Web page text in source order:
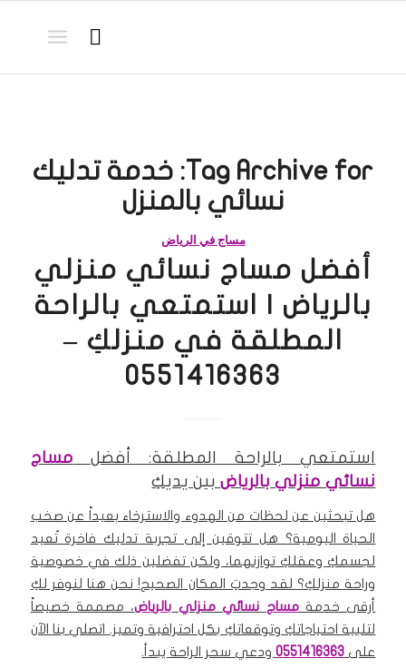
Tag Archive for: خدمة تدليك
نسائي بالمنزل
مساج في الرياض
أفضل مساج نسائي منزلي
بالرياض | استمتعي بالراحة
المطلقة في منزلكِ –
0551416363
استمتعي بالراحة المطلقة: أفضل مساج
نسائي منزلي بالرياضبين يديكِ
هل تبحثين عن لحظات من الهدوء والاسترخاء بعيداً عن صخب
الحياة اليومية؟ هل تتوقين إلى تجربة تدليك فاخرة تُعيد
لجسمكِ وعقلكِ توازنهما، ولكن تفضلين ذلك في خصوصية
وراحة منزلكِ؟ لقد وجدتِ المكان الصحيح! نحن هنا لنوفر لكِ
أرقى خدمةمساج نسائي منزلي بالرياض، مصممة خصيصاً
لتلبية احتياجاتكِ وتوقعاتكِ بكل احترافية وتميز. اتصلي بنا الآن
على 0551416363ودعي سحر الراحة يبدأ.